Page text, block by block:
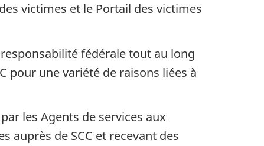
victimes et le Portail des victimes
fédérale tout au long
pour une variété de raisons liées à
les Agents de services aux
auprès de SCC et recevant des